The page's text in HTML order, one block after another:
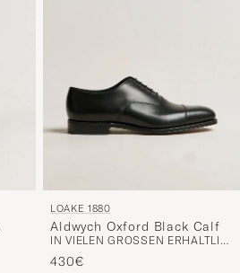
LOAKE 1880
Aldwych Oxford Black Calf
IN VIELEN GRÖSSEN ERHÄLTLICH
430€